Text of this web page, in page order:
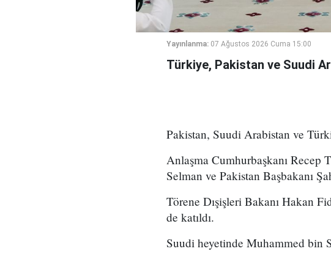
Yayınlanma: 07 Ağustos 2026 Cuma 15:00
Türkiye, Pakistan ve Suudi
Pakistan, Suudi Arabistan ve
Anlaşma Cumhurbaşkanı
Selman ve Pakistan Başbakanı
Törene Dışişleri Bakanı Hakan
de katıldı.
Suudi heyetinde Muhammed bin